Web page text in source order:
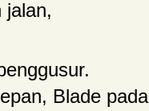
jalan,
Blade pada